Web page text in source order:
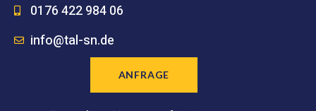
0176 422 984 06
info@tal-sn.de
ANFRAGE